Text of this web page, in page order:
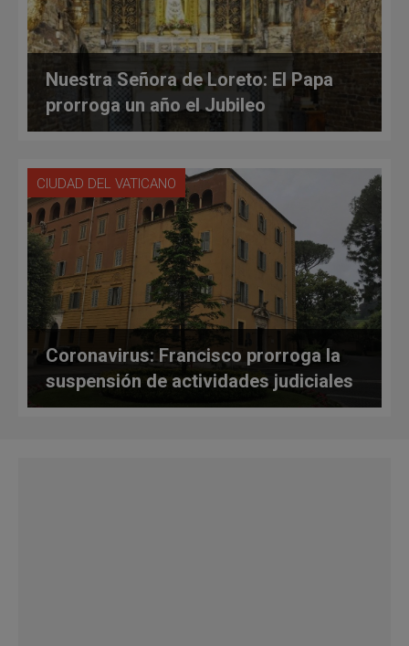
Nuestra Señora de Loreto: El Papa
prorroga un año el Jubileo
CIUDAD DEL VATICANO
Coronavirus: Francisco prorroga la
suspensión de actividades judiciales